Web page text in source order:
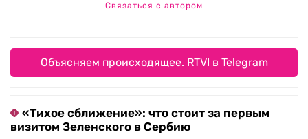
Связаться с автором
Объясняем происходящее. RTVI в Telegram
«Тихое сближение»: что стоит за первым
визитом Зеленского в Сербию